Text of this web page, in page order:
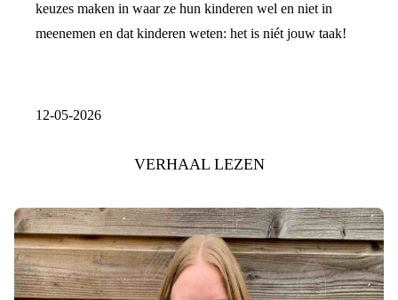
keuzes maken in waar ze hun kinderen wel en niet in
meenemen en dat kinderen weten: het is niét jouw taak!
12-05-2026
VERHAAL LEZEN